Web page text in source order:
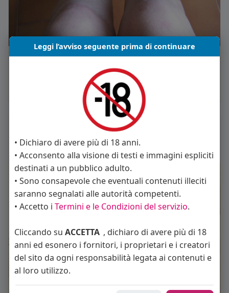
8 anni fa
Leggi l’avviso seguente prima di continuare
• Dichiaro di avere più di 18 anni.
• Acconsento alla visione di testi e immagini espliciti
destinati a un pubblico adulto.
• Sono consapevole che eventuali contenuti illeciti
saranno segnalati alle autorità competenti.
• Accetto i Termini e le Condizioni del servizio.
Cliccando su ACCETTA , dichiaro di avere più di 18
anni ed esonero i fornitori, i proprietari e i creatori
del sito da ogni responsabilità legata ai contenuti e
al loro utilizzo.